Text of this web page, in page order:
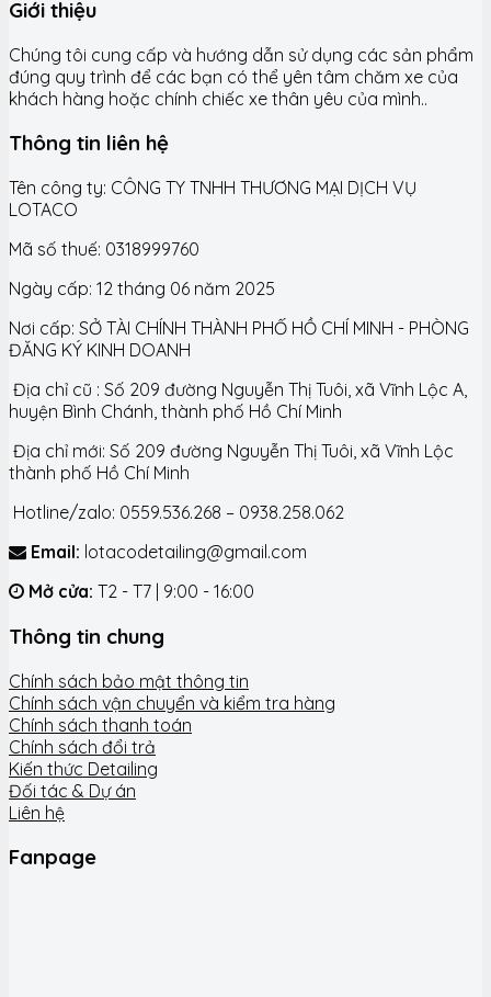
Giới thiệu
Chúng tôi cung cấp và hướng dẫn sử dụng các sản phẩm
đúng quy trình để các bạn có thể yên tâm chăm xe của
khách hàng hoặc chính chiếc xe thân yêu của mình..
Thông tin liên hệ
Tên công ty: CÔNG TY TNHH THƯƠNG MẠI DỊCH VỤ
LOTACO
Mã số thuế: 0318999760
Ngày cấp: 12 tháng 06 năm 2025
Nơi cấp: SỞ TÀI CHÍNH THÀNH PHỐ HỒ CHÍ MINH - PHÒNG
ĐĂNG KÝ KINH DOANH
Địa chỉ cũ : Số 209 đường Nguyễn Thị Tuôi, xã Vĩnh Lộc A,
huyện Bình Chánh, thành phố Hồ Chí Minh
Địa chỉ mới: Số 209 đường Nguyễn Thị Tuôi, xã Vĩnh Lộc
thành phố Hồ Chí Minh
Hotline/zalo: 0559.536.268 – 0938.258.062
Email: lotacodetailing@gmail.com
Mở cửa: T2 - T7 | 9:00 - 16:00
Thông tin chung
Chính sách bảo mật thông tin
Chính sách vận chuyển và kiểm tra hàng
Chính sách thanh toán
Chính sách đổi trả
Kiến thức Detailing
Đối tác & Dự án
Liên hệ
Fanpage